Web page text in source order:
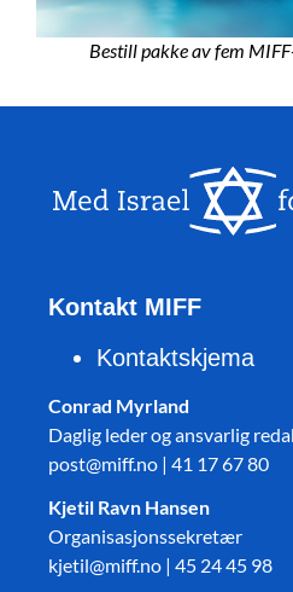
Bestill pakke av fem
Kontakt MIFF
Kontaktskjema
Conrad Myrland
Daglig leder og ansvarlig
post@miff.no | 41 17 67 80
Kjetil Ravn Hansen
Organisasjonssekretær
kjetil@miff.no | 45 24 45 98